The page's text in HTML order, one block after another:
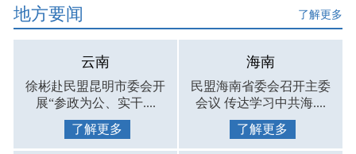
地方要闻 了解更多
云南
徐彬赴民盟昆明市委会开
展“参政为公、实干....
了解更多
海南
民盟海南省委会召开主委
会议 传达学习中共海....
了解更多